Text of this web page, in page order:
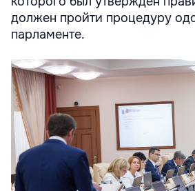
должен пройти процедуру
парламенте.